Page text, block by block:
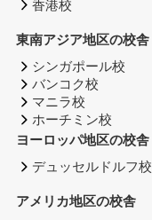
香港校
東南アジア地区の校舎
シンガポール校
バンコク校
マニラ校
ホーチミン校
ヨーロッパ地区の校舎
デュッセルドルフ校
アメリカ地区の校舎